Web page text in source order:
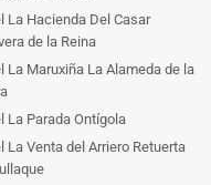
La Hacienda Del Casar
de la Reina
La Maruxiña La Alameda de la
La Parada Ontígola
La Venta del Arriero Retuerta